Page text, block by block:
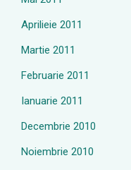
Aprilieie 2011
Martie 2011
Februarie 2011
Ianuarie 2011
Decembrie 2010
Noiembrie 2010